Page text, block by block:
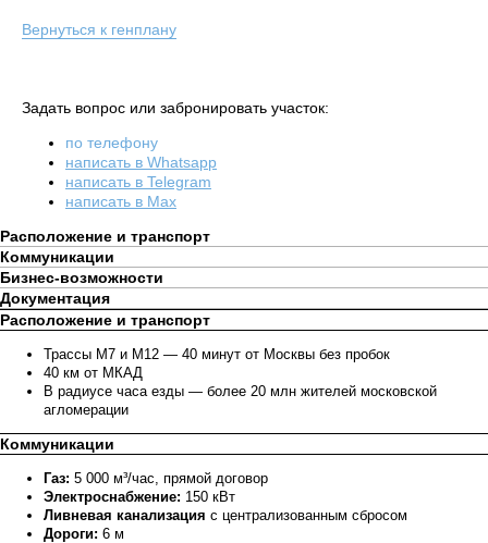
Вернуться к генплану
Задать вопрос или забронировать участок:
по телефону
написать в Whatsapp
написать в Telegram
написать в Max
Расположение и транспорт
Коммуникации
Бизнес-возможности
Документация
Расположение и транспорт
Трассы М7 и М12 — 40 минут от Москвы без пробок
40 км от МКАД
В радиусе часа езды — более 20 млн жителей московской
агломерации
Коммуникации
Газ: 5 000 м³/час, прямой договор
Электроснабжение: 150 кВт
Ливневая канализация с централизованным сбросом
Дороги: 6 м